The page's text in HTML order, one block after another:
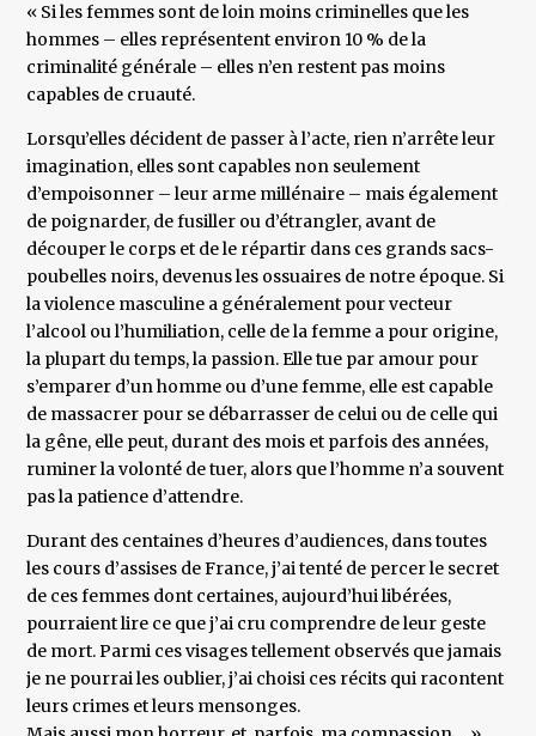
« Si les femmes sont de loin moins criminelles que les
hommes – elles représentent environ 10 % de la
criminalité générale – elles n’en restent pas moins
capables de cruauté.
Lorsqu’elles décident de passer à l’acte, rien n’arrête leur
imagination, elles sont capables non seulement
d’empoisonner – leur arme millénaire – mais également
de poignarder, de fusiller ou d’étrangler, avant de
découper le corps et de le répartir dans ces grands sacs-
poubelles noirs, devenus les ossuaires de notre époque. Si
la violence masculine a généralement pour vecteur
l’alcool ou l’humiliation, celle de la femme a pour origine,
la plupart du temps, la passion. Elle tue par amour pour
s’emparer d’un homme ou d’une femme, elle est capable
de massacrer pour se débarrasser de celui ou de celle qui
la gêne, elle peut, durant des mois et parfois des années,
ruminer la volonté de tuer, alors que l’homme n’a souvent
pas la patience d’attendre.
Durant des centaines d’heures d’audiences, dans toutes
les cours d’assises de France, j’ai tenté de percer le secret
de ces femmes dont certaines, aujourd’hui libérées,
pourraient lire ce que j’ai cru comprendre de leur geste
de mort. Parmi ces visages tellement observés que jamais
je ne pourrai les oublier, j’ai choisi ces récits qui racontent
leurs crimes et leurs mensonges.